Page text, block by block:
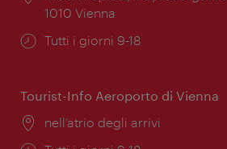
1010 Vienna
Orari
Tutti i giorni 9-18
Tourist-Info Aeroporto di Vienna
Posizione:
nell’atrio degli arrivi